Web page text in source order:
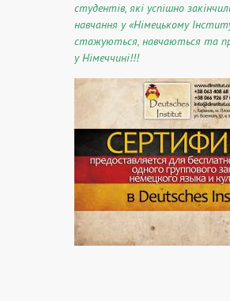
студентів, які успішно
навчання у «Німецькому
стажуються, навчаються та
у Німеччині!!!